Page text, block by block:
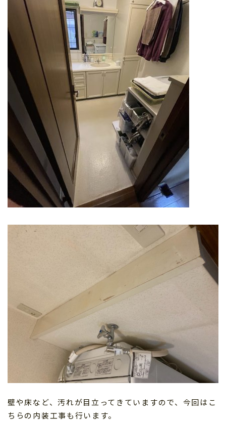
壁や床など、汚れが目立ってきていますので、今回はこ
ちらの内装工事も行います。